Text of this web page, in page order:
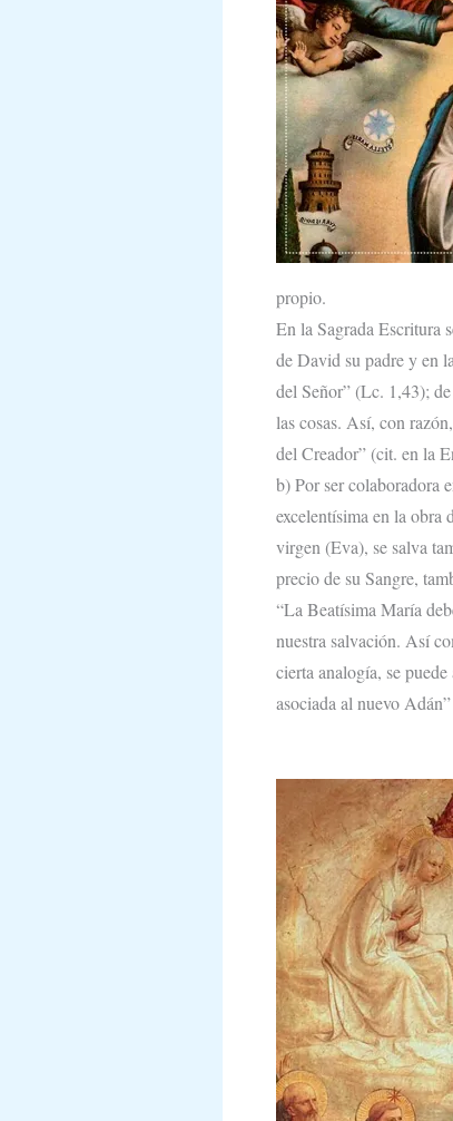
propio.
En la Sagrada Escritura
de David su padre y en
del Señor” (Lc. 1,43);
las cosas. Así, con
del Creador” (cit. en la
b) Por ser colaboradora
excelentísi­ma en la obra
virgen (Eva), se salva
precio de su Sangre,
“La Beatísima María
nuestra salvación. Así
cierta analogía, se
asociada al nuevo